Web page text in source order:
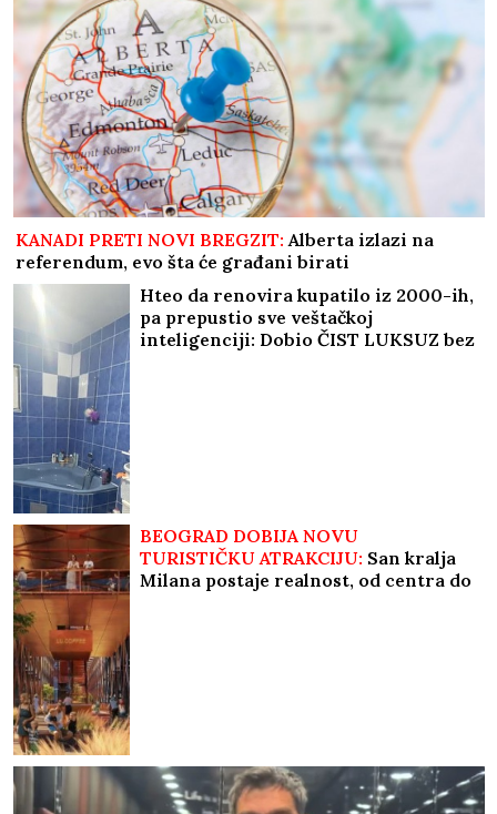
KANADI PRETI NOVI BREGZIT: Alberta izlazi na
referendum, evo šta će građani birati
Hteo da renovira kupatilo iz 2000-ih,
pa prepustio sve veštačkoj
inteligenciji: Dobio ČIST LUKSUZ bez
BEOGRAD DOBIJA NOVU
TURISTIČKU ATRAKCIJU: San kralja
Milana postaje realnost, od centra do